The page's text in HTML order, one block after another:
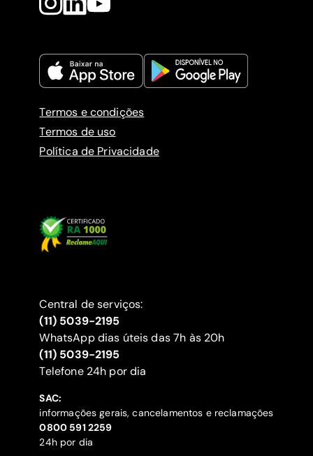
Termos e condições
Termos de uso
Política de Privacidade
Central de serviços:
(11) 5039-2195
WhatsApp dias úteis das 7h às 20h
(11) 5039-2195
‍Telefone 24h por dia
SAC:
informações gerais, cancelamentos e reclamações
‍0800 591 2259
24h por dia